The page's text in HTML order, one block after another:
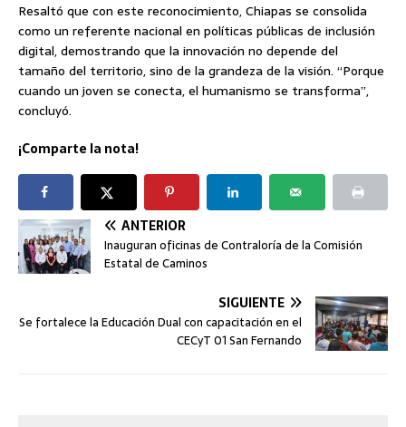
Resaltó que con este reconocimiento, Chiapas se consolida
como un referente nacional en políticas públicas de inclusión
digital, demostrando que la innovación no depende del
tamaño del territorio, sino de la grandeza de la visión. “Porque
cuando un joven se conecta, el humanismo se transforma”,
concluyó.
¡Comparte la nota!
ANTERIOR
Inauguran oficinas de Contraloría de la Comisión
Estatal de Caminos
SIGUIENTE
Se fortalece la Educación Dual con capacitación en el
CECyT 01 San Fernando